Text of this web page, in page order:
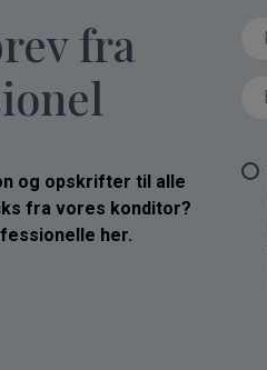
fra
og opskrifter til alle
fra vores konditor?
her.